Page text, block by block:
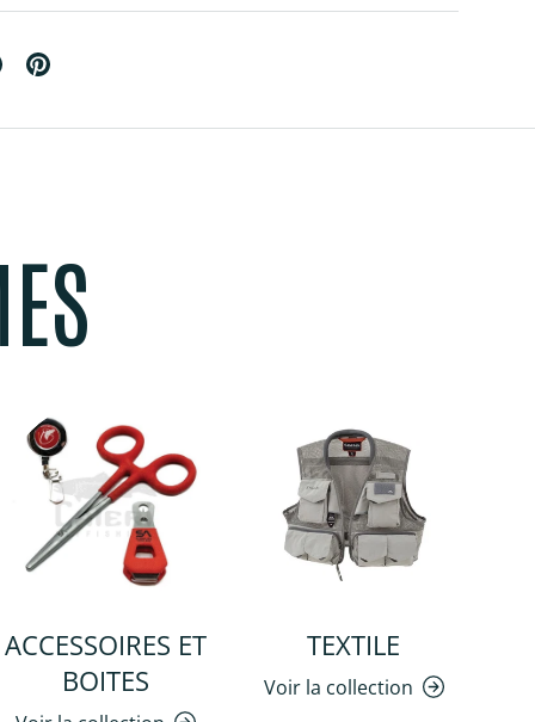
ACCESSOIRES ET
BOITES
TEXTILE
Voir la collection